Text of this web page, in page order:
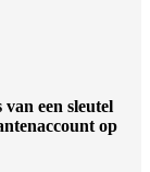
een sleutel
op